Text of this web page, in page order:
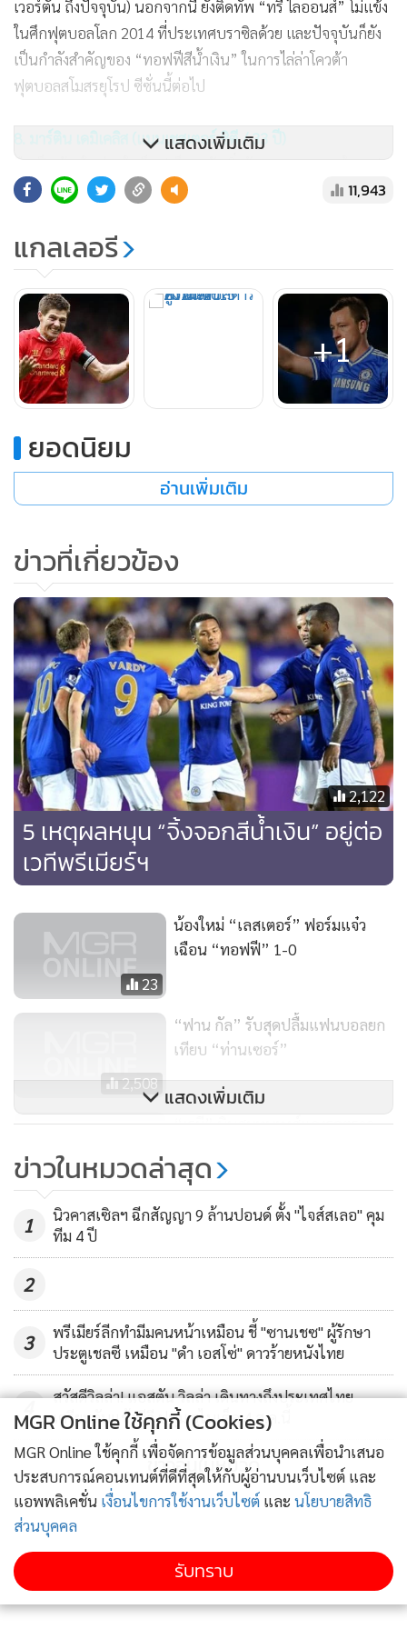
เวอร์ตัน ถึงปัจจุบัน) นอกจากนี้ ยังติดทัพ “ทรี ไลออนส์” โม่แข้ง
ในศึกฟุตบอลโลก 2014 ที่ประเทศบราซิลด้วย และปัจจุบันก็ยัง
เป็นกำลังสำคัญของ “ทอฟฟีสีน้ำเงิน” ในการไล่ล่าโควต้า
ฟุตบอลสโมสรยุโรป ซีซั่นนี้ต่อไป
8. มาร์ติน เดมิเคลิส (แมนเชสเตอร์ ซิตี / 33 ปี)
ถือเป็นน้องใหม่สุดในท็อปเท็น หลังเพิ่งย้ายจากมาลากา ในสเปน
มาร่วมงานกับ “เรือใบสีฟ้า” ฤดูกาลก่อน แต่ที่ผ่านมา
ร่วมกับบาเยิร์น มิวนิก อย่างละ 4 สมัย พ่วงรองแชมป์ ยูฟา แชม
เปียนส์ลีก ปี 2009-2010 อีกทั้งยังมีส่วนร่วม พาทีมชาติ
อาร์เจนตินา เข้าถึงรอบชิงฯ เวิลด์ คัพ 2014 อีกด้วย แม้ซีซั่นก่อน
ผลงานส่วนตัวกับทีมแชมป์ลีกสูงสุดอังกฤษ จะไม่ค่อยเวิร์คนัก
แต่ด้วยความเก๋าที่มีแน่นปึ้ก น่าจะอยู่ประคองช่วยทีมได้อีกปี
เทอร์รี ขาใหญ่ของเชลซี
7. จอห์น เทอร์รี (เชลซี / 33 ปี)
กัปตันทีมพันธุ์แกร่งของ “สิงห์บลูส์” รายนี้ ไม่เป็นที่สงสัยใน
ประสบการณ์แน่นอน ลงสนามให้ต้นสังกัด ในทีมชุดใหญ่ ทุก
รายการตั้งแต่ปี 1998 ถึง 622 เกม ได้ชูถ้วยชนะเลิศรายการต่างๆ
ถึง 14 รายการ ติดทีมชาติอังกฤษมาแล้ว 78 นัด ปัจจุบันก็ยังคง
ได้รับความไว้วางใจให้เป็นเสาหลัก ให้กับทีมแชมป์ลีกสูงสุด 4
สมัยเหมือนเดิม
6. สตีเวน เจอร์ราร์ด (ลิเวอร์พูล / 34 ปี)
หนึ่งในผู้เล่นที่ดีที่สุดตลอดกาลของ “หงส์แดง” ยังคงวิ่งไล่ลูกบอล
อยู่ในสนามแม้อายุจะปาเข้าไป 34 ปีแล้วก็ตาม อยู่ภายใต้ชายคา
แอนฟิลด์ตั้งแต่ปี 1987 จนได้รับโอกาสติดทีมชุดใหญ่ปี 1998
ตอนนี้ลงสนามในพรีเมียร์ลีกเป็นฤดูกาลที่ 17 เข้าให้แล้ว แต่เป้า
หมายหลักของอดีตกัปตันทีมชาติอังกฤษ คงหนีไม่พ้นคว้าแชมป์
พรีเมียร์ลีกกับยอดทีมแห่งเมอร์ซีย์ไซด์ ให้ได้สักครั้งก่อนเลิกเล่น
ซึ่งดูแล้วเวลาเหลือน้อยเต็มทน
5. ริโอ เฟอร์ดินานด์ (ควีนส์ปาร์ค เรนเจอร์ / 35 ปี)
ยุติช่วงเวลา 12 ปีอันสวยงามกับแมนเชสเตอร์ ยูไนเต็ด หลังถูก
เซ็นสัญญามาจากลีดส์ ยูไนเต็ด ด้วยค่าตัวที่เป็นสถิติของผู้เล่น
แสดงเพิ่มเติม
11,943
แกลเลอรี
+1
ยอดนิยม
อ่านเพิ่มเติม
ข่าวที่เกี่ยวข้อง
2,122
5 เหตุผลหนุน “จิ้งจอกสีน้ำเงิน” อยู่ต่อ
เวทีพรีเมียร์ฯ
23
น้องใหม่ “เลสเตอร์” ฟอร์มแจ๋ว
เฉือน “ทอฟฟี” 1-0
2,508
“ฟาน กัล” รับสุดปลื้มแฟนบอลยก
เทียบ “ท่านเซอร์”
1,945
“เรมี” บินสมทบหงส์แดงรอตรวจ
แสดงเพิ่มเติม
ข่าวในหมวดล่าสุด
1
นิวคาสเซิลฯ ฉีกสัญญา 9 ล้านปอนด์ ตั้ง "ไจส์สเลอ" คุม
ทีม 4 ปี
2
3
พรีเมียร์ลีกทำมีมคนหน้าเหมือน ชี้ "ซานเชซ" ผู้รักษา
ประตูเชลซี เหมือน "ดำ เอสโซ่" ดาวร้ายหนังไทย
สวัสดีวิลล่า! แอสตัน วิลล่า เดินทางถึงประเทศไทย
เตรียมลับแข้งบีจี ปทุม ยูไนเต็ด 4 ส.ค.นี้
ข่าวอื่นในหมวด
MGR Online ใช้คุกกี้ (Cookies)
MGR Online ใช้คุกกี้ เพื่อจัดการข้อมูลส่วนบุคคลเพื่อนำเสนอ
ประสบการณ์คอนเทนต์ที่ดีที่สุดให้กับผู้อ่านบนเว็บไซต์ และ
แอพพลิเคชั่น เงื่อนไขการใช้งานเว็บไซต์ และ นโยบายสิทธิ
ส่วนบุคคล
รับทราบ